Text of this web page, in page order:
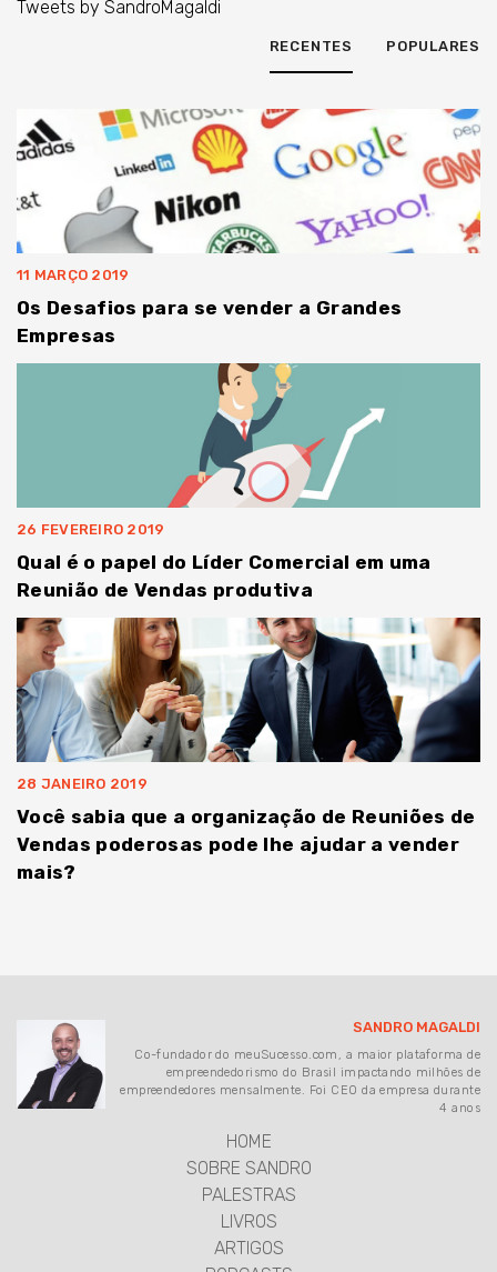
Tweets by SandroMagaldi
POPULARES
RECENTES
11 MARÇO 2019
Os Desafios para se vender a Grandes
Empresas
26 FEVEREIRO 2019
Qual é o papel do Líder Comercial em uma
Reunião de Vendas produtiva
28 JANEIRO 2019
Você sabia que a organização de Reuniões de
Vendas poderosas pode lhe ajudar a vender
mais?
SANDRO MAGALDI
Co-fundador do meuSucesso.com, a maior plataforma de
empreendedorismo do Brasil impactando milhões de
empreendedores mensalmente. Foi CEO da empresa durante
4 anos
HOME
SOBRE SANDRO
PALESTRAS
LIVROS
ARTIGOS